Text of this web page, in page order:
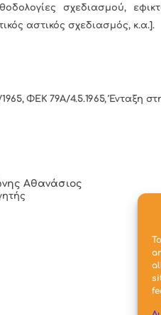
σχεδιασμού,
αστικός σχεδιασμός, κ.α.].
ΦΕΚ 79Α/4.5.1965, Ένταξη
Αθανάσιος